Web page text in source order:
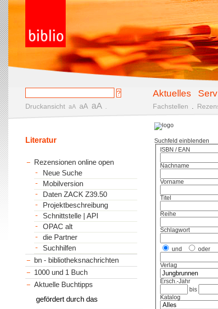
Aktuelles
Druckansicht aA aA aA Fachstellen
Suchfeld einblenden
ISBN / EAN
Nachname
Vorname
Titel
Reihe
Schlagwort
und oder
Verlag
Ersch.-Jahr
bis
Katalog
Literatur
Rezensionen online open
Neue Suche
Mobilversion
Daten ZACK Z39.50
Projektbeschreibung
Schnittstelle | API
OPAC alt
die Partner
Suchhilfen
bn - bibliotheksnachrichten
1000 und 1 Buch
Aktuelle Buchtipps
gefördert durch das